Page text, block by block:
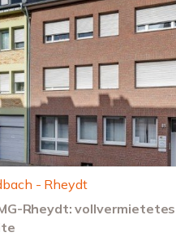
- Rheydt
Rheydt: